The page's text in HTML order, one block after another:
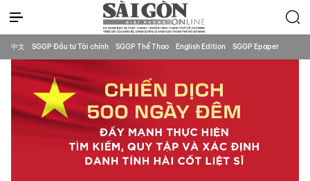
中文 SGGP Đầu tư Tài chính SGGP Thể Thao English Edition SGGP Epaper